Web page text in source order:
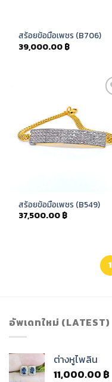
สร้อยข้อมือเพชร (B706)
39,000.00 ฿
สร้อยข้อมือเพชร (B549)
37,500.00 ฿
1
อัพเดทใหม่ (LATEST)
ต่างหูไพลิน
11,000.00 ฿